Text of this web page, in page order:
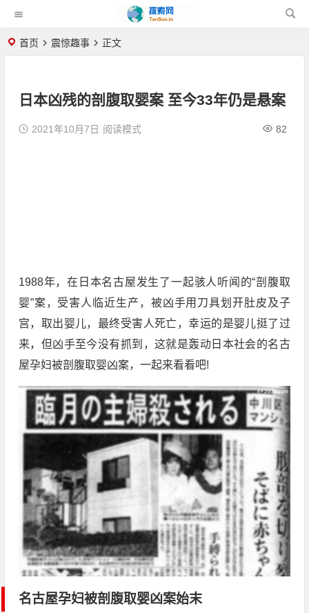
首页 震惊趣事 正文
日本凶残的剖腹取婴案 至今33年仍是悬案
2021年10月7日 82
阅读模式
1988年，在日本名古屋发生了一起骇人听闻的“剖腹取
婴”案，受害人临近生产，被凶手用刀具划开肚皮及子
宫，取出婴儿，最终受害人死亡，幸运的是婴儿挺了过
来，但凶手至今没有抓到，这就是轰动日本社会的名古
屋孕妇被剖腹取婴凶案，一起来看看吧!
名古屋孕妇被剖腹取婴凶案始末